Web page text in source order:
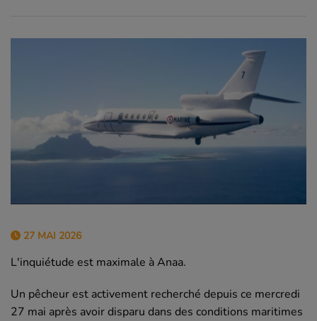
27 MAI 2026
L'inquiétude est maximale à Anaa.
Un pêcheur est activement recherché depuis ce mercredi
27 mai après avoir disparu dans des conditions maritimes